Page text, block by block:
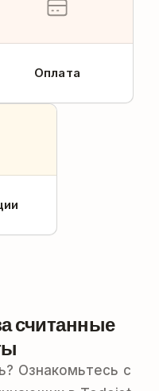
Оплата
считанные
Ознакомьтесь с